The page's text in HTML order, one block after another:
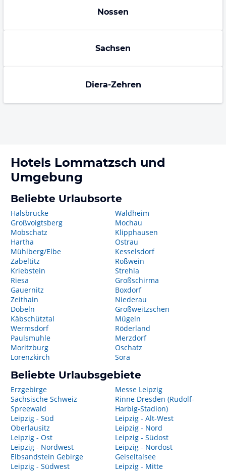
Nossen
Sachsen
Diera-Zehren
Hotels Lommatzsch und
Umgebung
Beliebte Urlaubsorte
Halsbrücke
Großvoigtsberg
Mobschatz
Hartha
Mühlberg/Elbe
Zabeltitz
Kriebstein
Riesa
Gauernitz
Zeithain
Döbeln
Käbschütztal
Wermsdorf
Paulsmuhle
Moritzburg
Lorenzkirch
Waldheim
Mochau
Klipphausen
Ostrau
Kesselsdorf
Roßwein
Strehla
Großschirma
Boxdorf
Niederau
Großweitzschen
Mügeln
Röderland
Merzdorf
Oschatz
Sora
Beliebte Urlaubsgebiete
Erzgebirge
Sächsische Schweiz
Spreewald
Leipzig - Süd
Oberlausitz
Leipzig - Ost
Leipzig - Nordwest
Elbsandstein Gebirge
Leipzig - Südwest
Messe Leipzig
Rinne Dresden (Rudolf-
Harbig-Stadion)
Leipzig - Alt-West
Leipzig - Nord
Leipzig - Südost
Leipzig - Nordost
Geiseltalsee
Leipzig - Mitte